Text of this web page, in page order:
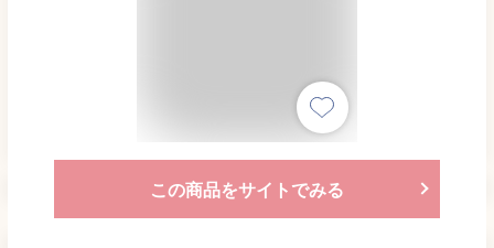
この商品をサイトでみる